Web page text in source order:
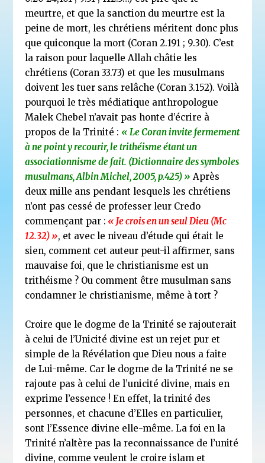
meurtre, et que la sanction du meurtre est la
peine de mort, les chrétiens méritent donc plus
que quiconque la mort (Coran 2.191 ; 9.30). C’est
la raison pour laquelle Allah châtie les
chrétiens (Coran 33.73) et que les musulmans
doivent les tuer sans relâche (Coran 3.152). Voilà
pourquoi le très médiatique anthropologue
Malek Chebel n’avait pas honte d’écrire à
propos de la Trinité : « Le Coran invite fermement
à ne point y recourir, le trithéisme étant un
associationnisme de fait. (Dictionnaire des symboles
musulmans, Albin Michel, 2005, p.425) » Après
deux mille ans pendant lesquels les chrétiens
n’ont pas cessé de professer leur Credo
commençant par : « Je crois en un seul Dieu (Mc
12.32) », et avec le niveau d’étude qui était le
sien, comment cet auteur peut-il affirmer, sans
mauvaise foi, que le christianisme est un
trithéisme ? Ou comment être musulman sans
condamner le christianisme, même à tort ?
Croire que le dogme de la Trinité se rajouterait
à celui de l’Unicité divine est un rejet pur et
simple de la Révélation que Dieu nous a faite
de Lui-même. Car le dogme de la Trinité ne se
rajoute pas à celui de l’unicité divine, mais en
exprime l’essence ! En effet, la trinité des
personnes, et chacune d’Elles en particulier,
sont l’Essence divine elle-même. La foi en la
Trinité n’altère pas la reconnaissance de l’unité
divine, comme veulent le croire islam et